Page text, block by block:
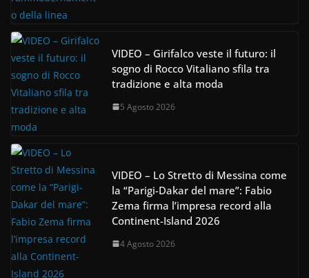
VIDEO – Girifalco veste il futuro: il
sogno di Rocco Vitaliano sfila tra
tradizione e alta moda
5 Agosto 2026
VIDEO – Lo Stretto di Messina come
la “Parigi-Dakar del mare”: Fabio
Zema firma l’impresa record alla
Continent-Island 2026
4 Agosto 2026